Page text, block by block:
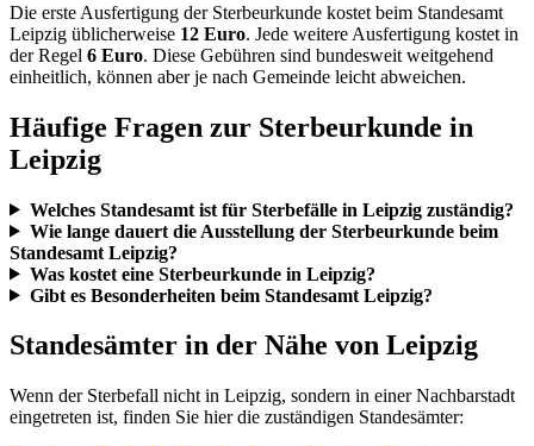
Die erste Ausfertigung der Sterbeurkunde kostet beim Standesamt
Leipzig üblicherweise 12 Euro. Jede weitere Ausfertigung kostet in
der Regel 6 Euro. Diese Gebühren sind bundesweit weitgehend
einheitlich, können aber je nach Gemeinde leicht abweichen.
Häufige Fragen zur Sterbeurkunde in
Leipzig
Welches Standesamt ist für Sterbefälle in Leipzig zuständig?
Wie lange dauert die Ausstellung der Sterbeurkunde beim
Standesamt Leipzig?
Was kostet eine Sterbeurkunde in Leipzig?
Gibt es Besonderheiten beim Standesamt Leipzig?
Standesämter in der Nähe von Leipzig
Wenn der Sterbefall nicht in Leipzig, sondern in einer Nachbarstadt
eingetreten ist, finden Sie hier die zuständigen Standesämter: